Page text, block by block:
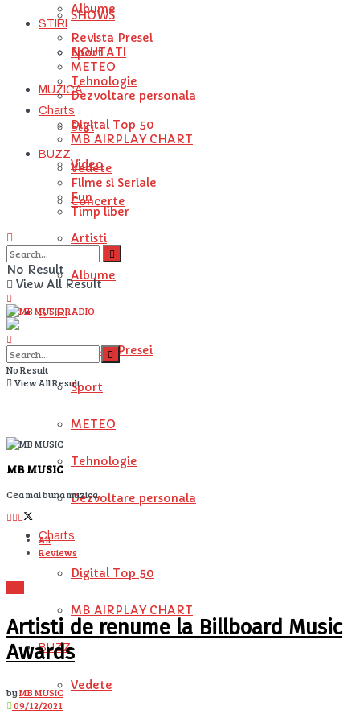
SHOWS
NOUTATI
MUZICA
Stiri
Video
Concerte
Artisti
Albume
STIRI
Revista Presei
Sport
METEO
Tehnologie
Dezvoltare personala
Charts
Digital Top 50
MB AIRPLAY CHART
BUZZ
Vedete
Albume
STIRI
Revista Presei
Sport
METEO
Tehnologie
Dezvoltare personala
Charts
Digital Top 50
MB AIRPLAY CHART
BUZZ
Vedete
Filme si Seriale
Fun
Timp liber
No Result
View All Result
No Result
View All Result
MB MUSIC
Cea mai buna muzica
All
Reviews
Artisti de renume la Billboard Music
Awards
byMB MUSIC
09/12/2021